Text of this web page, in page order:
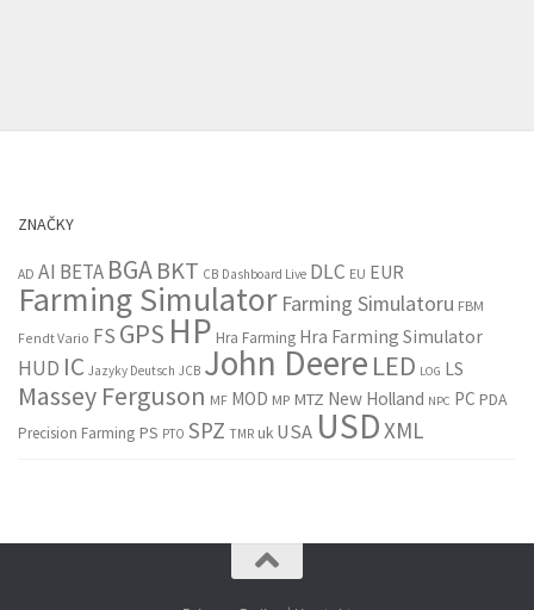
ZNAČKY
AD AI BETA BGABKT CB Dashboard Live DLC EU EUR
Farming Simulator Farming Simulatoru FBM
Fendt Vario FS GPS HP Hra Farming Hra Farming Simulator
HUD IC Jazyky Deutsch JCB John Deere LED LOG LS
Massey Ferguson MF MOD MP MTZ New Holland NPC PC PDA
Precision Farming PS PTO SPZ TMR uk USA USDXML